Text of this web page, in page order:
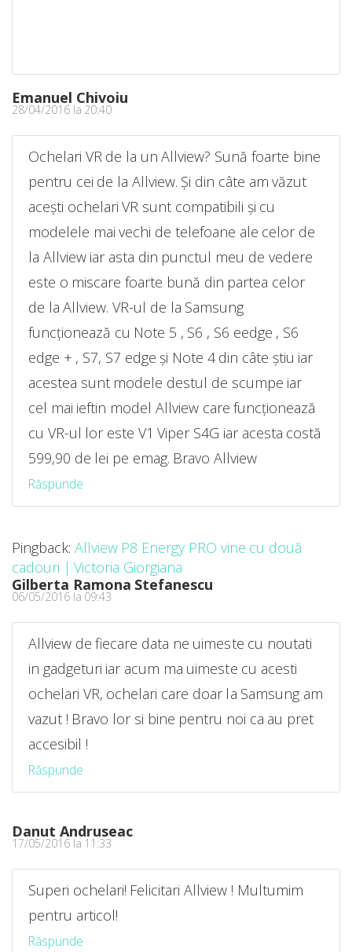
Emanuel Chivoiu
28/04/2016 la 20:40
Ochelari VR de la un Allview? Sună foarte bine
pentru cei de la Allview. Și din câte am văzut
acești ochelari VR sunt compatibili și cu
modelele mai vechi de telefoane ale celor de
la Allview iar asta din punctul meu de vedere
este o miscare foarte bună din partea celor
de la Allview. VR-ul de la Samsung
funcționează cu Note 5 , S6 , S6 eedge , S6
edge + , S7, S7 edge și Note 4 din câte știu iar
acestea sunt modele destul de scumpe iar
cel mai ieftin model Allview care funcționează
cu VR-ul lor este V1 Viper S4G iar acesta costă
599,90 de lei pe emag. Bravo Allview
Răspunde
Pingback: Allview P8 Energy PRO vine cu două
cadouri | Victoria Giorgiana
Gilberta Ramona Stefanescu
06/05/2016 la 09:43
Allview de fiecare data ne uimeste cu noutati
in gadgeturi iar acum ma uimeste cu acesti
ochelari VR, ochelari care doar la Samsung am
vazut ! Bravo lor si bine pentru noi ca au pret
accesibil !
Răspunde
Danut Andruseac
17/05/2016 la 11:33
Superi ochelari! Felicitari Allview ! Multumim
pentru articol!
Răspunde